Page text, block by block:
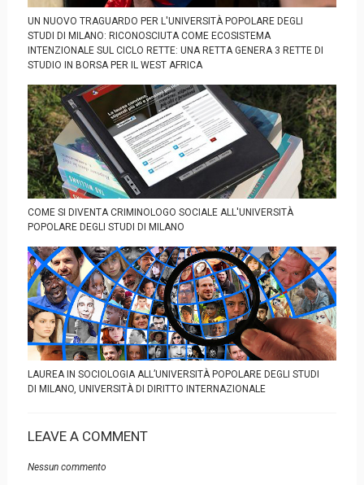
UN NUOVO TRAGUARDO PER L'UNIVERSITÀ POPOLARE DEGLI
STUDI DI MILANO: RICONOSCIUTA COME ECOSISTEMA
INTENZIONALE SUL CICLO RETTE: UNA RETTA GENERA 3 RETTE DI
STUDIO IN BORSA PER IL WEST AFRICA
COME SI DIVENTA CRIMINOLOGO SOCIALE ALL'UNIVERSITÀ
POPOLARE DEGLI STUDI DI MILANO
LAUREA IN SOCIOLOGIA ALL’UNIVERSITÀ POPOLARE DEGLI STUDI
DI MILANO, UNIVERSITÀ DI DIRITTO INTERNAZIONALE
LEAVE A COMMENT
Nessun commento